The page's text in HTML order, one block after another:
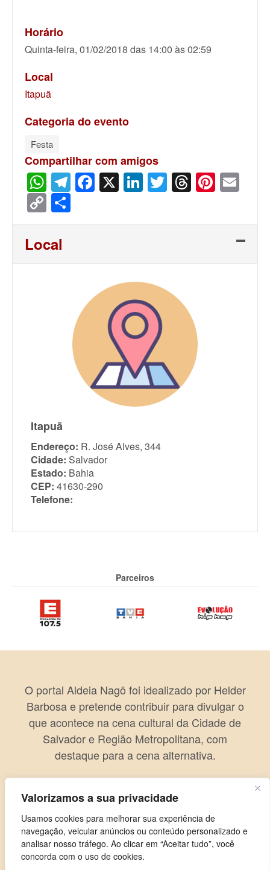
Valorizamos a sua privacidade
Usamos cookies para melhorar sua experiência de
navegação, veicular anúncios ou conteúdo personalizado e
analisar nosso tráfego. Ao clicar em “Aceitar tudo”, você
concorda com o uso de cookies.
Horário
Quinta-feira, 01/02/2018 das 14:00 às 02:59
Local
Itapuã
Categoria do evento
Festa
Compartilhar com amigos
WhatsApp
Telegram
Facebook
X LinkedIn
Twitter
Threads
Copy
Link
Local
Itapuã
Endereço: R. José Alves, 344
Cidade: Salvador
Estado: Bahia
CEP: 41630-290
Telefone:
Parceiros
O portal Aldeia Nagô foi idealizado por Helder
Barbosa e pretende contribuir para divulgar o
que acontece na cena cultural da Cidade de
Salvador e Região Metropolitana, com
destaque para a cena alternativa.